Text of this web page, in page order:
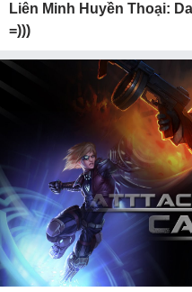
Liên Minh Huyền Thoại:
=)))